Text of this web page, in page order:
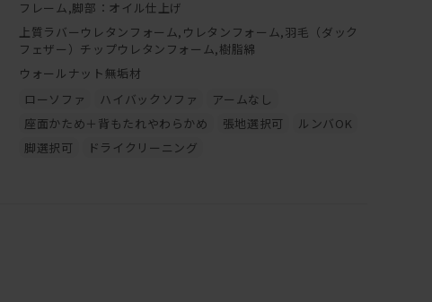
フレーム,脚部：オイル仕上げ
上質ラバーウレタンフォーム,ウレタンフォーム,羽毛（ダック
フェザー）チップウレタンフォーム,樹脂綿
ウォールナット無垢材
ローソファ ハイバックソファ
アームなし
座面かため＋背もたれやわらかめ
張地選択可
ルンバOK
脚選択可
ドライクリーニング